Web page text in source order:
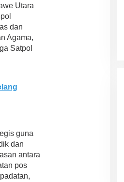
Utara
dan
Agama,
Satpol
guna
dan
antara
pos
Satu Putaran”